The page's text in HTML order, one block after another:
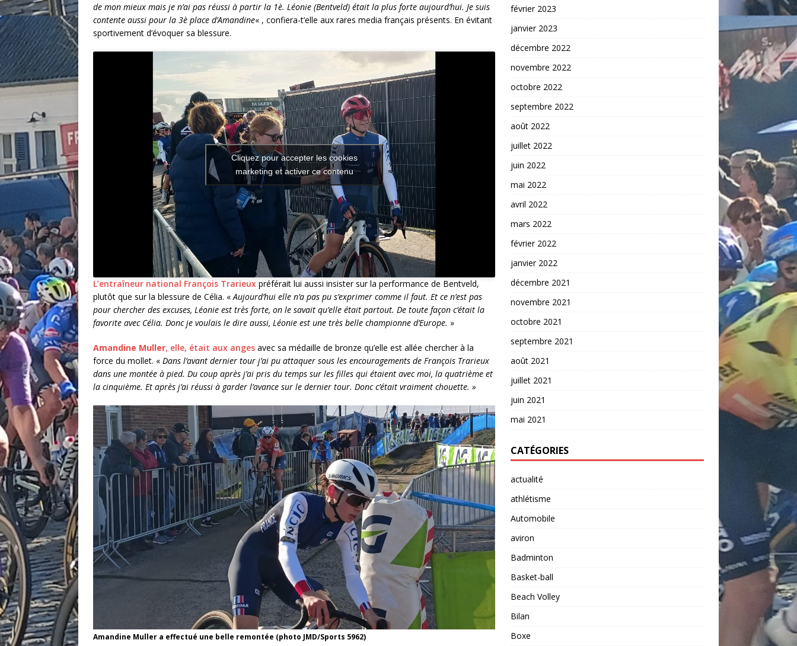
de mon mieux mais je n’ai pas réussi à partir la 1è. Léonie (Bentveld) était la plus forte aujourd’hui. Je suis
contente aussi pour la 3è place d’Amandine« , confiera-t’elle aux rares media français présents. En évitant
sportivement d’évoquer sa blessure.
Cliquez pour accepter les cookies
marketing et activer ce contenu
L’entraîneur national François Trarieux préférait lui aussi insister sur la performance de Bentveld,
plutôt que sur la blessure de Célia. «Aujourd’hui elle n’a pas pu s’exprimer comme il faut. Et ce n’est pas
pour chercher des excuses, Léonie est très forte, on le savait qu’elle était partout. De toute façon c’était la
favorite avec Célia. Donc je voulais le dire aussi, Léonie est une très belle championne d’Europe. »
Amandine Muller, elle, était aux anges avec sa médaille de bronze qu’elle est allée chercher à la
force du mollet. « Dans l’avant dernier tour j’ai pu attaquer sous les encouragements de François Trarieux
dans une montée à pied. Du coup après j’ai pris du temps sur les filles qui étaient avec moi, la quatrième et
la cinquième. Et après j’ai réussi à garder l’avance sur le dernier tour. Donc c’était vraiment chouette. »
Amandine Muller a effectué une belle remontée (photo JMD/Sports 5962)
février 2023
janvier 2023
décembre 2022
novembre 2022
octobre 2022
septembre 2022
août 2022
juillet 2022
juin 2022
mai 2022
avril 2022
mars 2022
février 2022
janvier 2022
décembre 2021
novembre 2021
octobre 2021
septembre 2021
août 2021
juillet 2021
juin 2021
mai 2021
CATÉGORIES
actualité
athlétisme
Automobile
aviron
Badminton
Basket-ball
Beach Volley
Bilan
Boxe